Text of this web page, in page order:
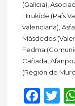
(Galicia),
Hirukide (País
valenciana),
Másdedos
Fedma
Cañada,
(Región de